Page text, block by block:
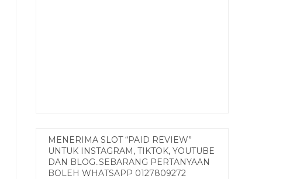
MENERIMA SLOT “PAID REVIEW”
UNTUK INSTAGRAM, TIKTOK, YOUTUBE
DAN BLOG..SEBARANG PERTANYAAN
BOLEH WHATSAPP 0127809272